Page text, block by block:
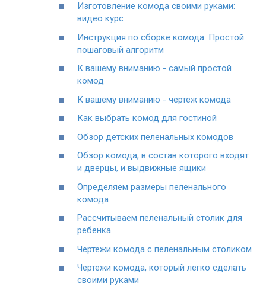
Изготовление комода своими руками:
видео курс
Инструкция по сборке комода. Простой
пошаговый алгоритм
К вашему вниманию - самый простой
комод
К вашему вниманию - чертеж комода
Как выбрать комод для гостиной
Обзор детских пеленальных комодов
Обзор комода, в состав которого входят
и дверцы, и выдвижные ящики
Определяем размеры пеленального
комода
Рассчитываем пеленальный столик для
ребенка
Чертежи комода с пеленальным столиком
Чертежи комода, который легко сделать
своими руками